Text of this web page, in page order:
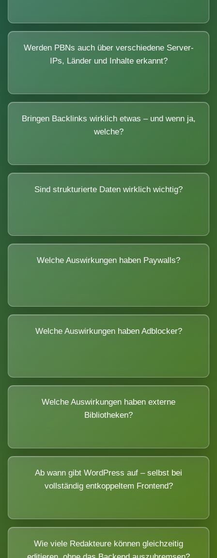
Werden PBNs auch über verschiedene Server-
IPs, Länder und Inhalte erkannt?
Bringen Backlinks wirklich etwas – und wenn ja,
welche?
Sind strukturierte Daten wirklich wichtig?
Welche Auswirkungen haben Paywalls?
Welche Auswirkungen haben Adblocker?
Welche Auswirkungen haben externe
Bibliotheken?
Ab wann gibt WordPress auf – selbst bei
vollständig entkoppeltem Frontend?
Wie viele Redakteure können gleichzeitig